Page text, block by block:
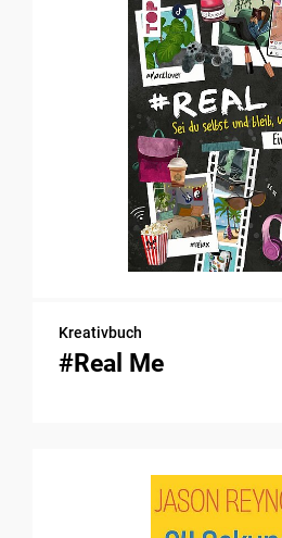
Kreativbuch
#Real Me